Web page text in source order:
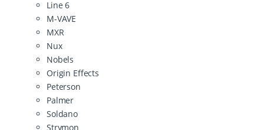
Line 6
M-VAVE
MXR
Nux
Nobels
Origin Effects
Peterson
Palmer
Soldano
Strymon